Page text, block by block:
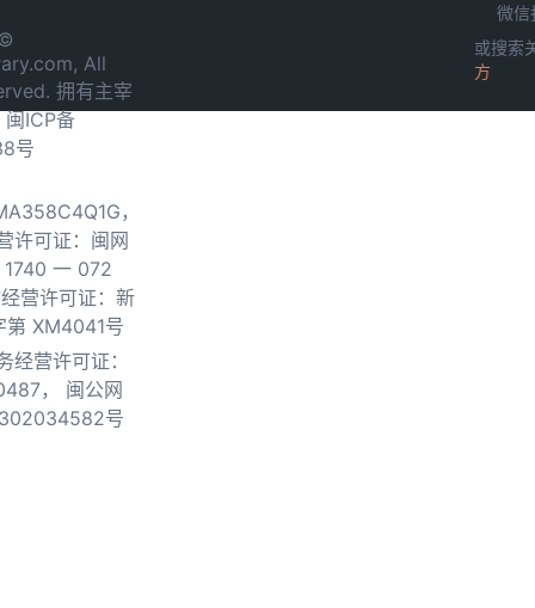
All
拥有主宰
闽ICP备
号
，
许可证：闽网
一 072
营许可证：新
第 XM4041号
经营许可证：
，
闽公网
号
微信
或搜索
方